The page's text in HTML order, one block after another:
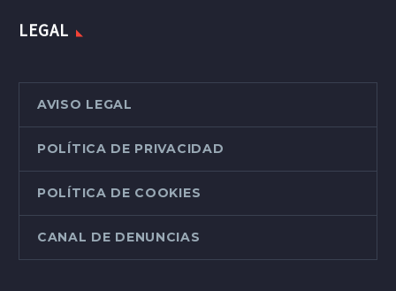
LEGAL
AVISO LEGAL
POLÍTICA DE PRIVACIDAD
POLÍTICA DE COOKIES
CANAL DE DENUNCIAS